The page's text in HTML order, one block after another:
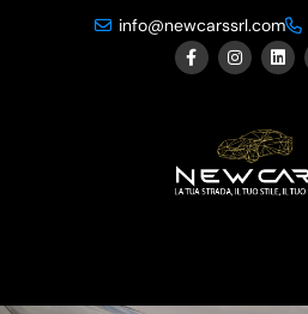
info@newcarssrl.com